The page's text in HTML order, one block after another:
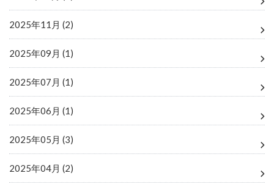
2025年11月 (2)
2025年09月 (1)
2025年07月 (1)
2025年06月 (1)
2025年05月 (3)
2025年04月 (2)